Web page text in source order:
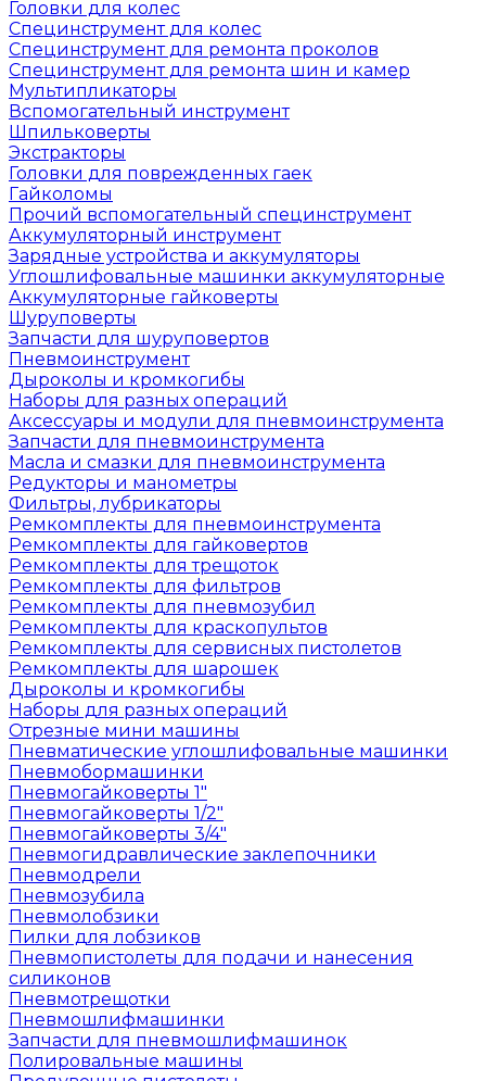
Головки для колес
Специнструмент для колес
Специнструмент для ремонта проколов
Специнструмент для ремонта шин и камер
Мультипликаторы
Вспомогательный инструмент
Шпильковерты
Экстракторы
Головки для поврежденных гаек
Гайколомы
Прочий вспомогательный специнструмент
Аккумуляторный инструмент
Зарядные устройства и аккумуляторы
Углошлифовальные машинки аккумуляторные
Аккумуляторные гайковерты
Шуруповерты
Запчасти для шуруповертов
Пневмоинструмент
Дыроколы и кромкогибы
Наборы для разных операций
Аксессуары и модули для пневмоинструмента
Запчасти для пневмоинструмента
Масла и смазки для пневмоинструмента
Редукторы и манометры
Фильтры, лубрикаторы
Ремкомплекты для пневмоинструмента
Ремкомплекты для гайковертов
Ремкомплекты для трещоток
Ремкомплекты для фильтров
Ремкомплекты для пневмозубил
Ремкомплекты для краскопультов
Ремкомплекты для сервисных пистолетов
Ремкомплекты для шарошек
Дыроколы и кромкогибы
Наборы для разных операций
Отрезные мини машины
Пневматические углошлифовальные машинки
Пневмобормашинки
Пневмогайковерты 1"
Пневмогайковерты 1/2"
Пневмогайковерты 3/4"
Пневмогидравлические заклепочники
Пневмодрели
Пневмозубила
Пневмолобзики
Пилки для лобзиков
Пневмопистолеты для подачи и нанесения
силиконов
Пневмотрещотки
Пневмошлифмашинки
Запчасти для пневмошлифмашинок
Полировальные машины